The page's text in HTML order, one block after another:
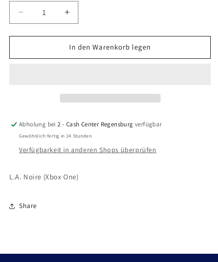
Verringere
die
Menge
L.A.
Erhöhe
die
Menge
für
L.A.
In den Warenkorb legen
Abholung bei2 - Cash Center Regensburg verfügbar
Gewöhnlich fertig in 24 Stunden
Verfügbarkeit in anderen Shops überprüfen
L.A. Noire (Xbox One)
Share